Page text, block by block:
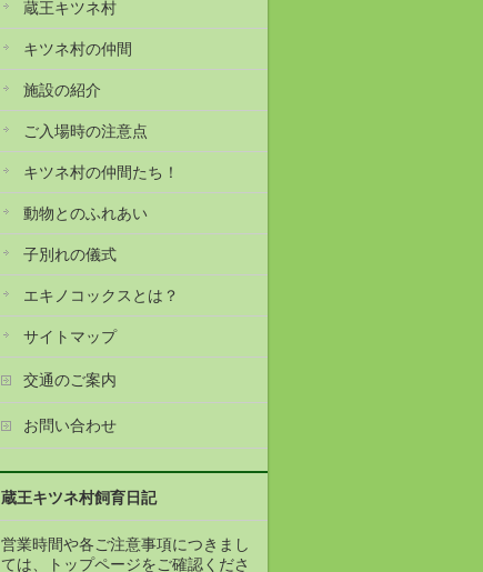
蔵王キツネ村
キツネ村の仲間
施設の紹介
ご入場時の注意点
キツネ村の仲間たち！
動物とのふれあい
子別れの儀式
エキノコックスとは？
サイトマップ
交通のご案内
お問い合わせ
蔵王キツネ村飼育日記
営業時間や各ご注意事項につきまし
ては、トップページをご確認くださ